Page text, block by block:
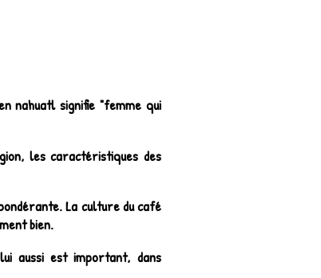
nahuatl signifie "femme qui
les caractéristiques des
La culture du café
bien.
aussi est important, dans